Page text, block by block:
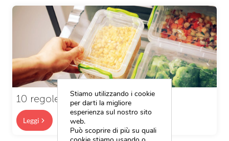
10 regole per congelare in casa
Leggi
Stiamo utilizzando i cookie
per darti la migliore
esperienza sul nostro sito
web.
Può scoprire di più su quali